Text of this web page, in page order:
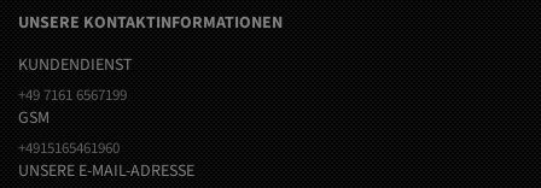
UNSERE KONTAKTINFORMATIONEN
KUNDENDIENST
+49 7161 6567199
GSM
+4915165461960
UNSERE E-MAIL-ADRESSE